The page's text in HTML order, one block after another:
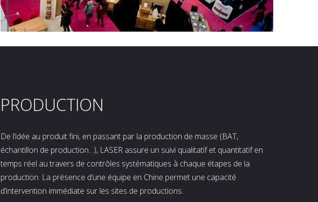
PRODUCTION
De l’idée au produit fini, en passant par la production de masse (BAT,
échantillon de production…), LASER assure un suivi qualitatif et quantitatif en
temps réel au travers de contrôles systématiques à chaque étapes de la
production. La présence d’une équipe en Chine permet une capacité
d’intervention immédiate sur les sites de productions.